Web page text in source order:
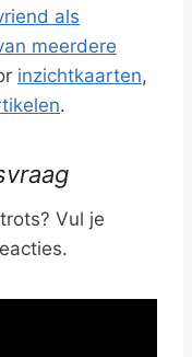
als
meerdere
inzichtkaarten,
.
Vul je